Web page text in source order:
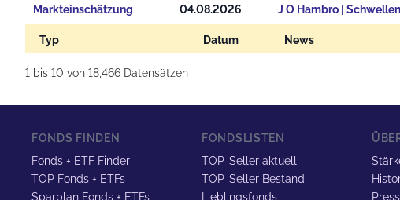
Markteinschätzung 04.08.2026
Typ Datum News
1 bis 10 von 18,466 Datensätzen
FONDS FINDEN
Fonds + ETF Finder
TOP Fonds + ETFs
Sparplan Fonds + ETFs
FONDSLISTEN
TOP-Seller aktuell
TOP-Seller Bestand
Lieblingsfonds